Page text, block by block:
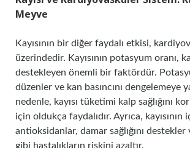
Meyve
Kayısının bir diğer faydalı etkisi,
üzerindedir. Kayısının potasyum oranı,
destekleyen önemli bir faktördür.
düzenler ve kan basıncını dengelemeye
nedenle, kayısı tüketimi kalp sağlığını
için oldukça faydalıdır. Ayrıca, kayısının
antioksidanlar, damar sağlığını
gibi hastalıkların riskini azaltır.